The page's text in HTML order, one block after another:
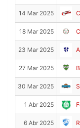
14 Mar 2025
18 Mar 2025
23 Mar 2025
27 Mar 2025
30 Mar 2025
1 Abr 2025
6 Abr 2025